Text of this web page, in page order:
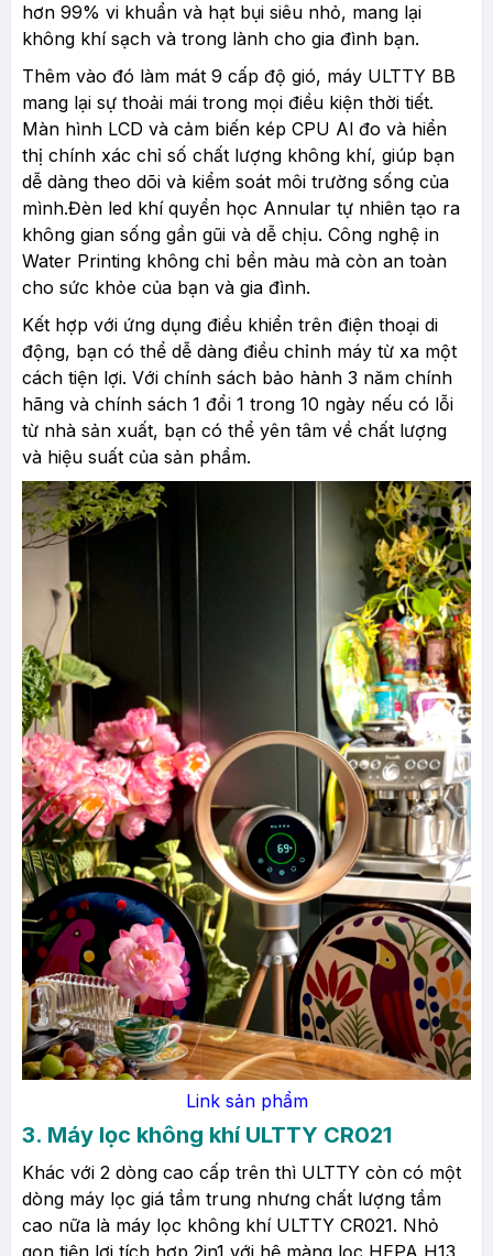
hơn 99% vi khuẩn và hạt bụi siêu nhỏ, mang lại
không khí sạch và trong lành cho gia đình bạn.
Thêm vào đó làm mát 9 cấp độ gió, máy ULTTY BB
mang lại sự thoải mái trong mọi điều kiện thời tiết.
Màn hình LCD và cảm biến kép CPU Al đo và hiển
thị chính xác chỉ số chất lượng không khí, giúp bạn
dễ dàng theo dõi và kiểm soát môi trường sống của
mình.Đèn led khí quyển học Annular tự nhiên tạo ra
không gian sống gần gũi và dễ chịu. Công nghệ in
Water Printing không chỉ bền màu mà còn an toàn
cho sức khỏe của bạn và gia đình.
Kết hợp với ứng dụng điều khiển trên điện thoại di
động, bạn có thể dễ dàng điều chỉnh máy từ xa một
cách tiện lợi. Với chính sách bảo hành 3 năm chính
hãng và chính sách 1 đổi 1 trong 10 ngày nếu có lỗi
từ nhà sản xuất, bạn có thể yên tâm về chất lượng
và hiệu suất của sản phẩm.
Link sản phẩm
3. Máy lọc không khí ULTTY CR021
Khác với 2 dòng cao cấp trên thì ULTTY còn có một
dòng máy lọc giá tầm trung nhưng chất lượng tầm
cao nữa là máy lọc không khí ULTTY CR021. Nhỏ
gọn tiện lợi tích hợp 2in1 với hệ màng lọc HEPA H13